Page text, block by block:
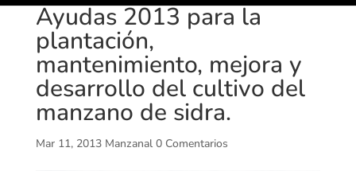
Ayudas 2013 para la
plantación,
mantenimiento, mejora y
desarrollo del cultivo del
manzano de sidra.
Mar 11, 2013 Manzanal 0 Comentarios